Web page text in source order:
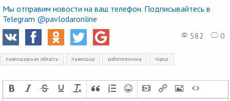
Мы отправим новости на ваш телефон. Подписывайтесь в
Telegram @pavlodaronline
582
0
павлодарская область павлодар робототехника город